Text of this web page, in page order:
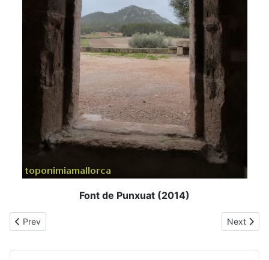
Font de Punxuat (2014)
Previous article: es Forrellat
Prev Next
Next